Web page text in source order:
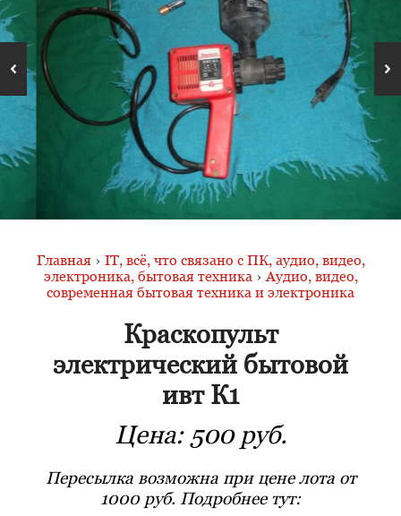
Главная › IT, всё, что связано с ПК, аудио, видео,
электроника, бытовая техника › Аудио, видео,
современная бытовая техника и электроника
Краскопульт
электрический бытовой
ивт К1
Цена: 500 руб.
Пересылка возможна при цене лота от
1000 руб. Подробнее тут: